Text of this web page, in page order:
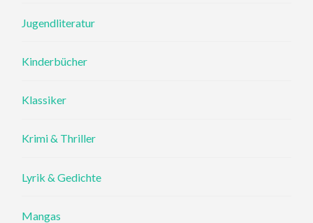
Jugendliteratur
Kinderbücher
Klassiker
Krimi & Thriller
Lyrik & Gedichte
Mangas